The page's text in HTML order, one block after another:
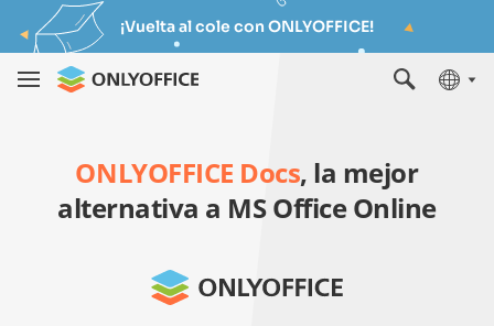
¡Vuelta al cole con ONLYOFFICE!
ONLYOFFICE Docs, la mejor
alternativa a MS Office Online